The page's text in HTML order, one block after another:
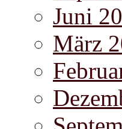
Juni
März